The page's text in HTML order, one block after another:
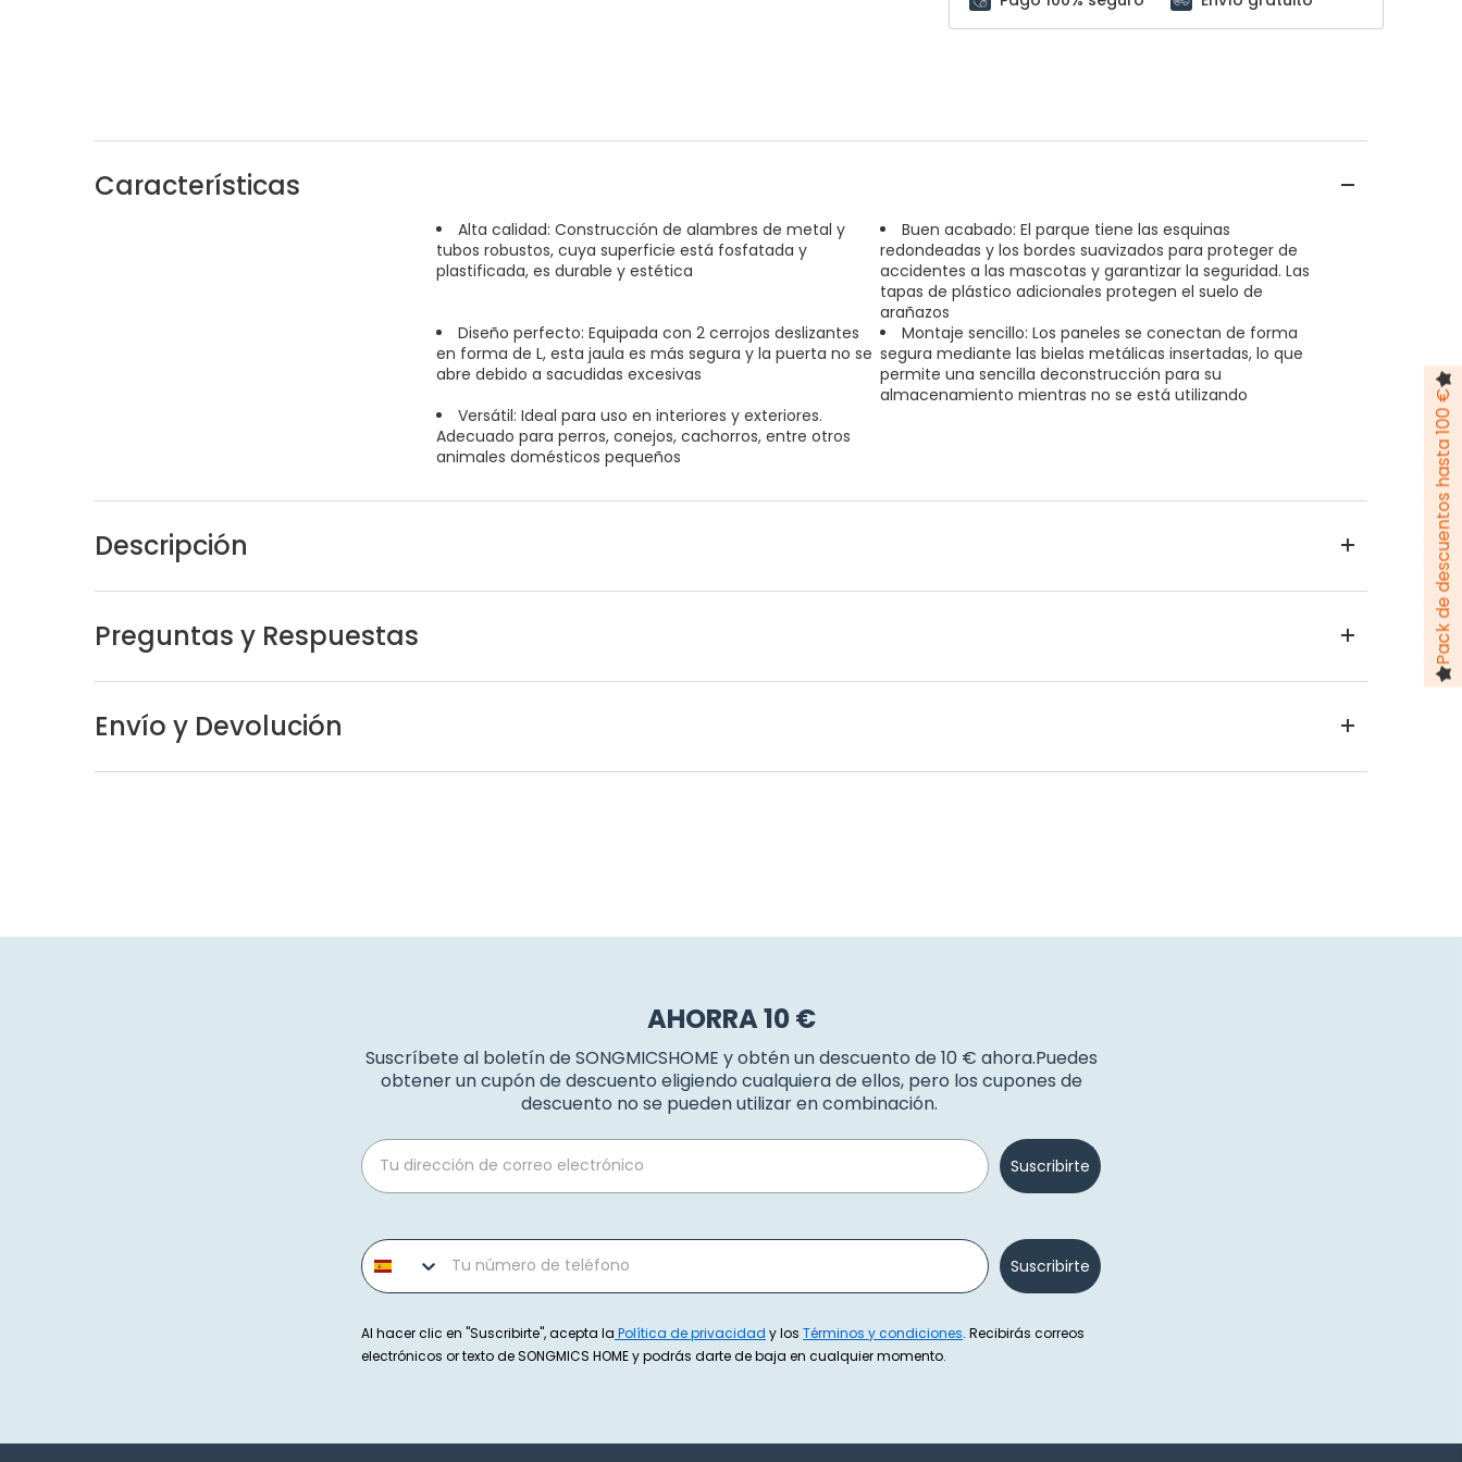
Características
Alta calidad: Construcción de alambres de metal y
tubos robustos, cuya superficie está fosfatada y
plastificada, es durable y estética
Buen acabado: El parque tiene las esquinas
redondeadas y los bordes suavizados para proteger de
accidentes a las mascotas y garantizar la seguridad. Las
tapas de plástico adicionales protegen el suelo de
arañazos
Diseño perfecto: Equipada con 2 cerrojos deslizantes
en forma de L, esta jaula es más segura y la puerta no se
abre debido a sacudidas excesivas
Montaje sencillo: Los paneles se conectan de forma
segura mediante las bielas metálicas insertadas, lo que
permite una sencilla deconstrucción para su
almacenamiento mientras no se está utilizando
Versátil: Ideal para uso en interiores y exteriores.
Adecuado para perros, conejos, cachorros, entre otros
animales domésticos pequeños
Descripción
Preguntas y Respuestas
Envío y Devolución
AHORRA 10 €
Suscríbete al boletín de SONGMICSHOME y obtén un descuento de 10 € ahora.Puedes
obtener un cupón de descuento eligiendo cualquiera de ellos, pero los cupones de
descuento no se pueden utilizar en combinación.
Email
Suscribirte
Phone number
Suscribirte
Al hacer clic en "Suscribirte", acepta la Política de privacidad y los Términos y condiciones. Recibirás correos
electrónicos or texto de SONGMICS HOME y podrás darte de baja en cualquier momento.
Pack de descuentos hasta 100 €